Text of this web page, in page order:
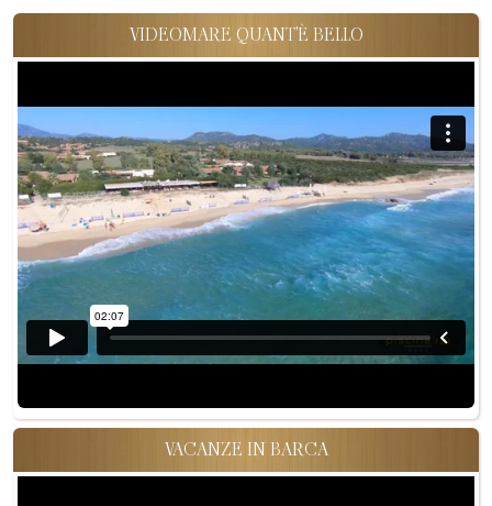
VIDEOMARE QUANT'È BELLO
VACANZE IN BARCA